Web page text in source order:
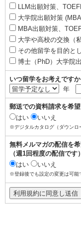
LLM出願対策、
大学院出願対策
MBA出願対策、
大学や高校の交換（
その他留学を目的と
博士（PhD）大学院
いつ留学をお考えですか
年
郵送での資料請求を希
はい
いいえ
※デジタルカタログ（ダウンロ
無料メルマガの配信を
（週1回程度の配信です）
はい
いいえ
※登録後でも設定の変更は可能